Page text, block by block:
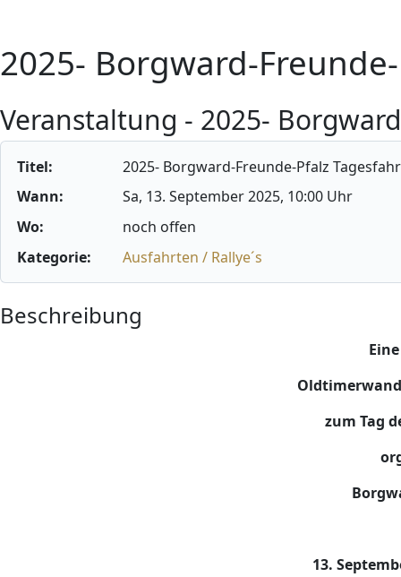
2025- Borgward-
Veranstaltung - 2025-
Titel:
2025- Borgward-Freunde-Pfalz
Wann:
Sa, 13. September 2025, 10:00 Uhr
Wo:
noch offen
Kategorie:
Ausfahrten / Rallye´s
Beschreibung
zum Tag
13.